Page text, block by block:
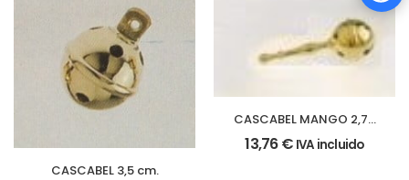
CASCABEL 3,5 cm.
CASCABEL MANGO 2,7 x
7 cm
13,76€ IVA incluido